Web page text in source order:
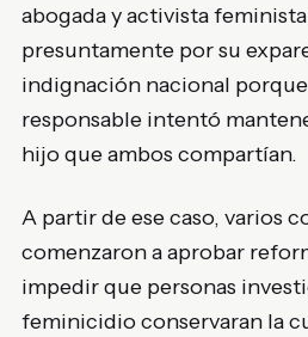
abogada y activista
presuntamente por su
indignación nacional
responsable intentó
hijo que ambos compartían.
A partir de ese caso, varios
comenzaron a aprobar
impedir que personas
feminicidio conservaran la